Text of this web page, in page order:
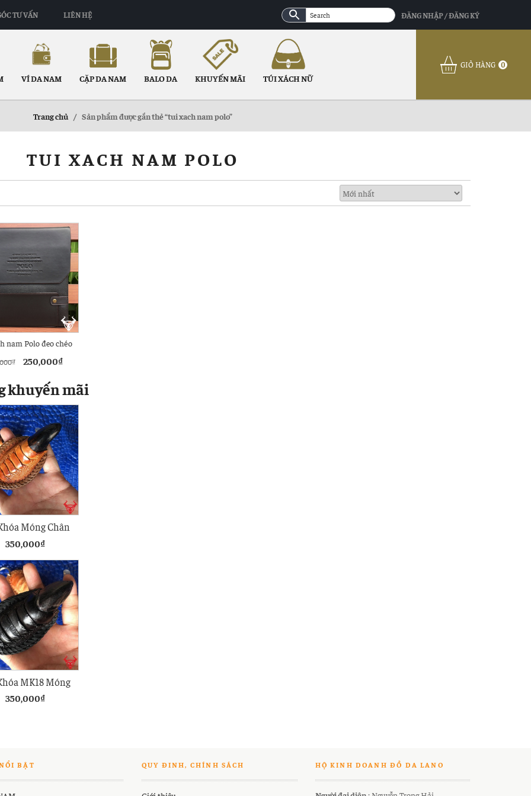
TƯ VẤN LIÊN HỆ ĐĂNG NHẬP / ĐĂNG KÝ
VÍ DA NAM CẶP DA NAM BALO DA KHUYẾN MÃI TÚI XÁCH NỮ
GIỎ HÀNG 0
Trang chủ / Sản phẩm được gắn thẻ “tui xach nam polo”
TUI XACH NAM POLO
nam Polo đeo chéo
₫ 250,000₫
khuyến mãi
Móng Chân
Đà Điểu Nâu Đỏ
350,000₫
MK18 Móng
Đà Điểu Đen
350,000₫
BẬT QUY ĐINH, CHÍNH SÁCH HỘ KINH DOANH ĐỒ DA LANO